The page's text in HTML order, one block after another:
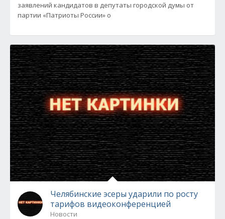
заявлений кандидатов в депутаты городской думы от
партии «Патриоты России» о
Челябинские эсеры ударили по росту
тарифов видеоконференцией
Новости